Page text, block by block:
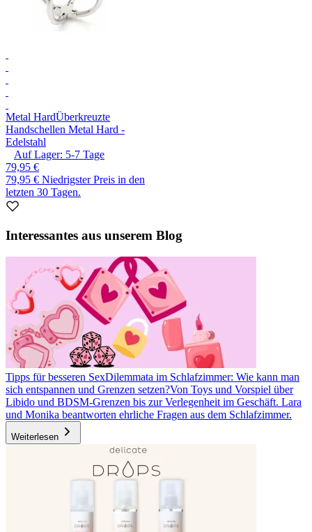
Metal HardÜberkreuzte
Handschellen Metal Hard -
Edelstahl
Auf Lager: 5-7 Tage
79,95 €
79,95 € Niedrigster Preis in den
letzten 30 Tagen.
Interessantes aus unserem Blog
Tipps für besseren SexDilemmata im Schlafzimmer: Wie kann man
sich entspannen und Grenzen setzen?Von Toys und Vorspiel über
Libido und BDSM-Grenzen bis zur Verlegenheit im Geschäft. Lara
und Monika beantworten ehrliche Fragen aus dem Schlafzimmer.
Weiterlesen